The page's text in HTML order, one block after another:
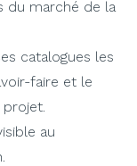
du marché de la
catalogues les
faire et le
au